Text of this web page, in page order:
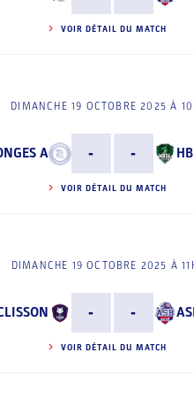
VOIR DÉTAIL DU MATCH
DIMANCHE 19 OCTOBRE 2025 À
A - -
VOIR DÉTAIL DU MATCH
DIMANCHE 19 OCTOBRE 2025 À
- -
VOIR DÉTAIL DU MATCH